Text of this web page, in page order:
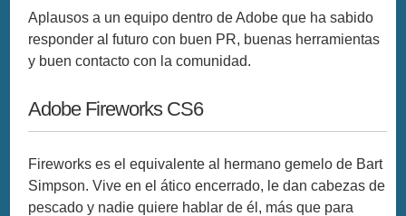
Aplausos a un equipo dentro de Adobe que ha sabido
responder al futuro con buen PR, buenas herramientas
y buen contacto con la comunidad.
Adobe Fireworks CS6
Fireworks es el equivalente al hermano gemelo de Bart
Simpson. Vive en el ático encerrado, le dan cabezas de
pescado y nadie quiere hablar de él, más que para